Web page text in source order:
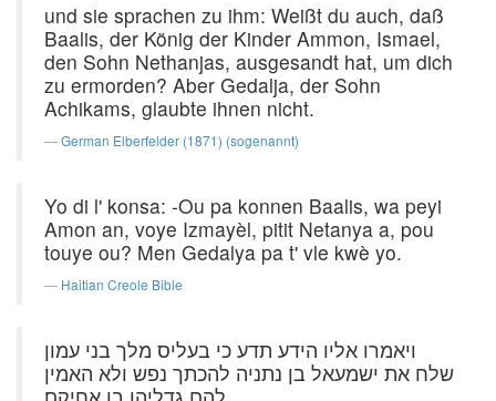
und sie sprachen zu ihm: Weißt du auch, daß
Baalis, der König der Kinder Ammon, Ismael,
den Sohn Nethanjas, ausgesandt hat, um dich
zu ermorden? Aber Gedalja, der Sohn
Achikams, glaubte ihnen nicht.
German Elberfelder (1871) (sogenannt)
Yo di l' konsa: -Ou pa konnen Baalis, wa peyi
Amon an, voye Izmayèl, pitit Netanya a, pou
touye ou? Men Gedalya pa t' vle kwè yo.
Haitian Creole Bible
ויאמרו אליו הידע תדע כי בעליס מלך בני עמון
שלח את ישמעאל בן נתניה להכתך נפש ולא האמין